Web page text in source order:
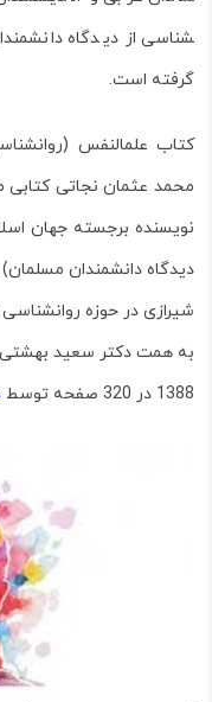
شناسی از دیدگاه
گرفته است.
کتاب علم­النفس
محمد عثمان نجاتی
نویسنده برجسته جهان
دیدگاه دانش­مندان
شیرازی در حوزه
به همت دکتر سعید
1388 در 320 صفحه توسط